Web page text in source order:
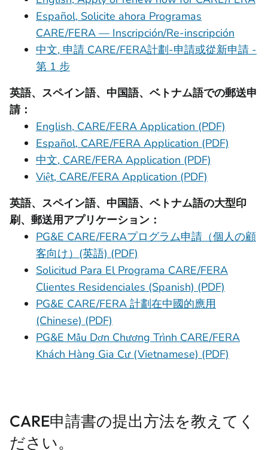
Español, Solicite ahora Programas
CARE/FERA — Inscripción/Re-inscripción
中文, 申請 CARE/FERA計劃-申請或從新申請 -
第 1 步
英語、スペイン語、中国語、ベトナム語での郵送申
請：
English, CARE/FERA Application (PDF)
Español, CARE/FERA Application (PDF)
中文, CARE/FERA Application (PDF)
Việt, CARE/FERA Application (PDF)
英語、スペイン語、中国語、ベトナム語の大型印
刷、郵送用アプリケーション：
PG&E CARE/FERAプログラム申請（個人の顧
客向け）(英語) (PDF)
Solicitud Para El Programa CARE/FERA
Clientes Residenciales (Spanish) (PDF)
PG&E CARE/FERA 計劃在中國的應用
(Chinese) (PDF)
PG&E Mẫu Dơn Chương Trình CARE/FERA
Khách Hàng Gia Cư (Vietnamese) (PDF)
CARE申請書の提出方法を教えてく
ださい。